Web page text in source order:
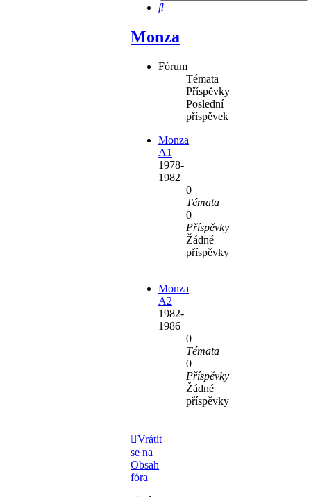
Hledat
Monza
Fórum
Témata
Příspěvky
Poslední
příspěvek
Monza
A1
1978-
1982
0
Témata
0
Příspěvky
Žádné
příspěvky
Monza
A2
1982-
1986
0
Témata
0
Příspěvky
Žádné
příspěvky
Vrátit
se na
Obsah
fóra